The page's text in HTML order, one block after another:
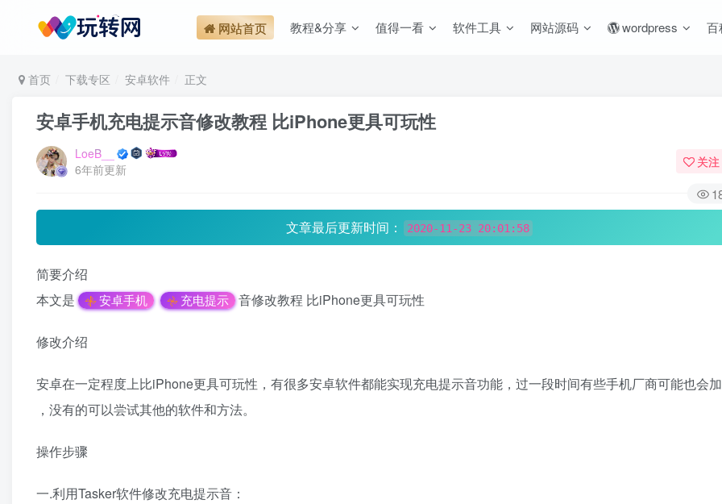
网站首页 教程&分享 值得一看 软件工具 网站源码 wordpress 百
首页 下载专区 安卓软件 正文
安卓手机充电提示音修改教程 比iPhone更具可玩性
LoeB__
6年前更新
关注
文章最后更新时间： 2020-11-23 20:01:58
简要介绍
本文是
安卓手机 充电提示 音修改教程 比iPhone更具可玩性
修改介绍
安卓在一定程度上比iPhone更具可玩性，有很多安卓软件都能实现充电提示音功能，过一段时间有些手机厂商可能也会
，没有的可以尝试其他的软件和方法。
操作步骤
一.利用Tasker软件修改充电提示音：